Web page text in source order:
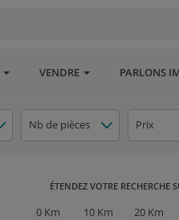
VENDRE PARLONS
Nb de pièces Prix
ÉTENDEZ VOTRE RECHERCHE
0 Km 10 Km 20 Km